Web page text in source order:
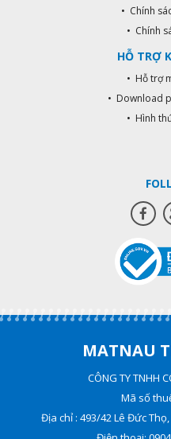
• Chính
• Chính
HỖ TRỢ
• Hỗ trợ
• Download
• Hình
MATNAU
CÔNG TY TNHH
Mã số
Địa chỉ : 493/42 Lê Đức